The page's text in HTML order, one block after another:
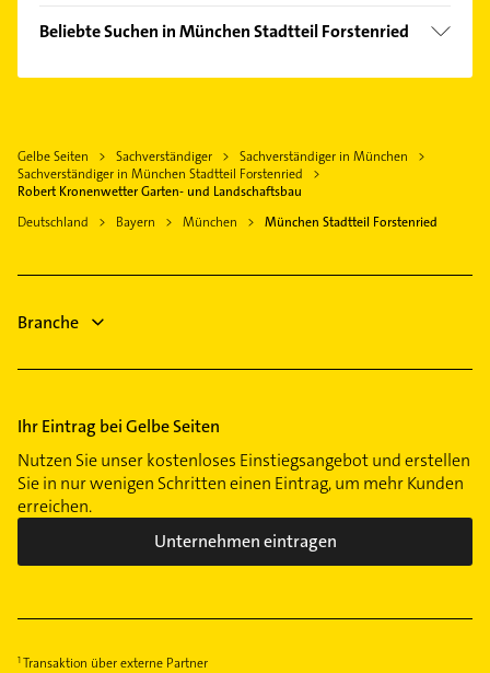
Aubing
Berg am Laim
Feldmoching
Freimann
Hadern
Laim
Milbertshofen
Moosach
Neuhausen
Obergiesing
Pasing
Perlach
Planegg
Taufkirchen Kreis München
Germering
Neubiberg
Kammerjäger
Kanalreinigung
Klempner
Sanitärinstallation
Beliebte Suchen in München Stadtteil Forstenried
Physikalische Therapie
Physiotherapie
Krankengymnastik
Sanitärinstallation
Gelbe Seiten Sachverständiger
Sachverständiger in München
Sachverständiger in München Stadtteil Forstenried
Robert Kronenwetter Garten- und Landschaftsbau
Deutschland
Bayern München München Stadtteil Forstenried
Branche
Ihr Eintrag bei Gelbe Seiten
Nutzen Sie unser kostenloses Einstiegsangebot und erstellen
Sie in nur wenigen Schritten einen Eintrag, um mehr Kunden
erreichen.
Unternehmen eintragen
Transaktion über externe Partner